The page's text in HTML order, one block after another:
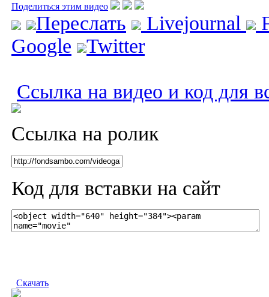
Поделиться этим видео
Переслать Livejournal
Google
Twitter
Ссылка на видео и код для
Ссылка на ролик
Код для вставки на сайт
Скачать